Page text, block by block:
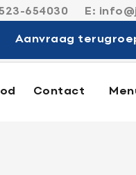
654030 E:
Aanvraag
Contact